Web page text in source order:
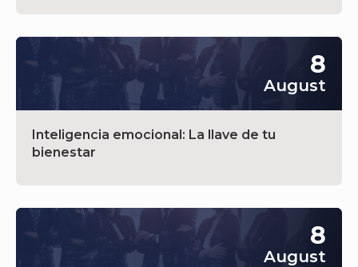
8
August
Inteligencia emocional: La llave de tu
bienestar
8
August